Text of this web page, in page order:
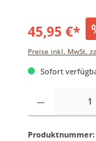
45,95 €*
Preise inkl. MwSt.
Sofort
Produkt Anzahl:
Produktnummer: